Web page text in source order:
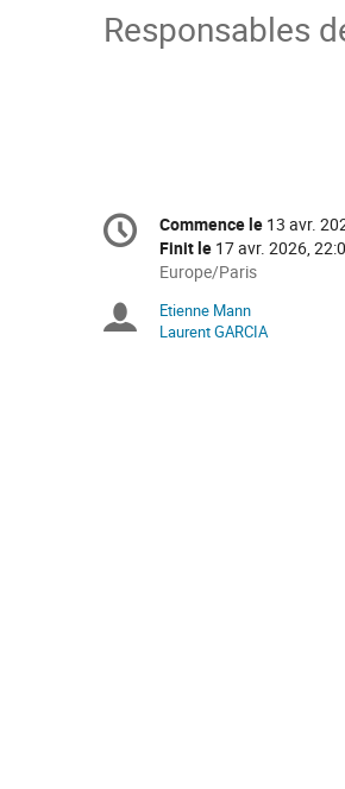
Responsables
Information
de
conférence
Date/Heure
Commence le 13 avr.
Finit le 17 avr. 2026,
Toutes
horaires
sont
Europe/Paris
Présidents
Etienne Mann
Laurent GARCIA